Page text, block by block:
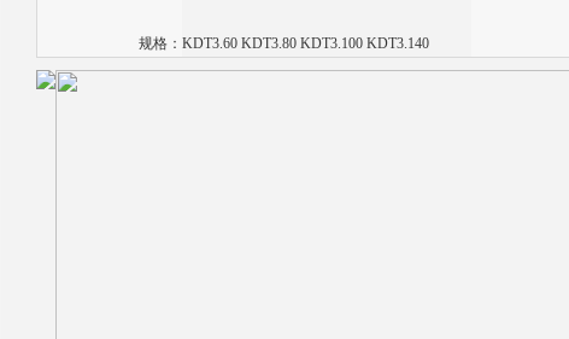
规格： KDT3.60 KDT3.80 KDT3.100 KDT3.140